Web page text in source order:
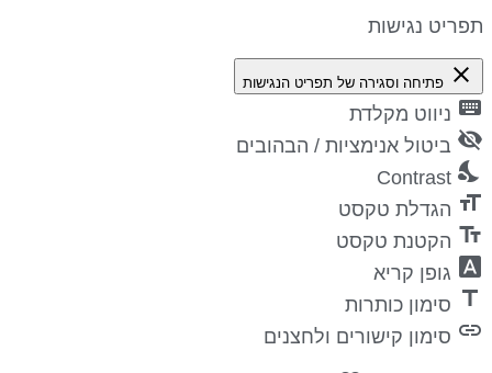
נגישות
close פתיחה וסגירה של תפריט הנגישות
ניווט מקלדת
ביטול אנימציות / הבהובים
Contrast
הגדלת טקסט
הקטנת טקסט
גופן קריא
סימון כותרות
סימון קישורים ולחצנים